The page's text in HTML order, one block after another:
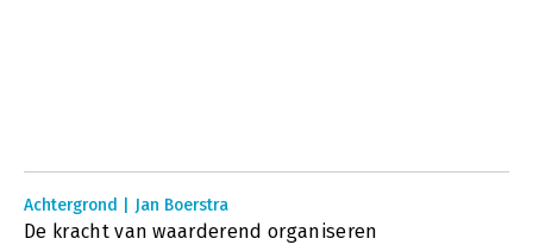
Achtergrond | Jan Boerstra
De kracht van waarderend organiseren